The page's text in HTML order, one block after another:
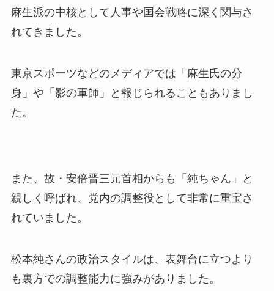
麻生派の中核として人事や国会戦略に深く関与さ
れてきました。
東京スポーツなどのメディアでは「麻生氏の分
身」や「影の軍師」と報じられることもありまし
た。
また、故・安倍晋三元首相からも「純ちゃん」と
親しく呼ばれ、党内の調整役として非常に重宝さ
れていました。
松本純さんの政治スタイルは、表舞台に立つより
も裏方での調整能力に強みがありました。